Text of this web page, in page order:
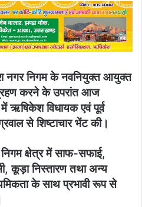
निगम के नवनियुक्त आयुक्त
करने के उपरांत आज
ऋषिकेश विधायक एवं पूर्व
से शिष्टाचार भेंट की।
क्षेत्र में साफ-सफाई,
कूड़ा निस्तारण तथा अन्य
के साथ प्रभावी रूप से